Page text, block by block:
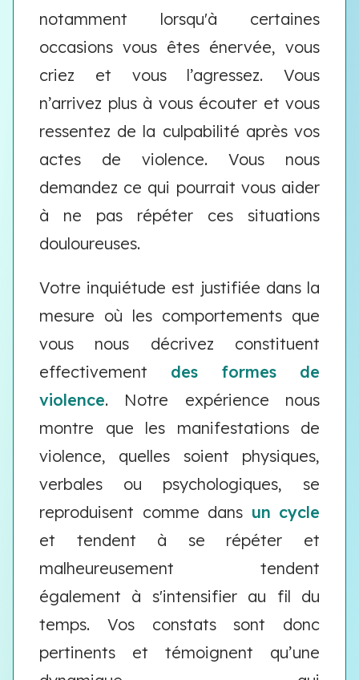
notamment lorsqu'à certaines
occasions vous êtes énervée, vous
criez et vous l’agressez. Vous
n’arrivez plus à vous écouter et vous
ressentez de la culpabilité après vos
actes de violence. Vous nous
demandez ce qui pourrait vous aider
à ne pas répéter ces situations
douloureuses.
Votre inquiétude est justifiée dans la
mesure où les comportements que
vous nous décrivez constituent
effectivement des formes de
violence. Notre expérience nous
montre que les manifestations de
violence, quelles soient physiques,
verbales ou psychologiques, se
reproduisent comme dans un cycle
et tendent à se répéter et
malheureusement tendent
également à s'intensifier au fil du
temps. Vos constats sont donc
pertinents et témoignent qu’une